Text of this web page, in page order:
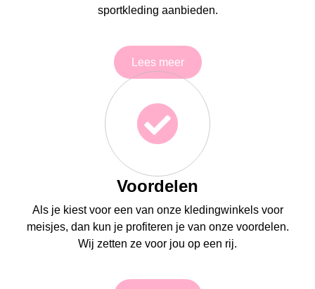
sportkleding aanbieden.
Lees meer
Voordelen
Als je kiest voor een van onze kledingwinkels voor
meisjes, dan kun je profiteren je van onze voordelen.
Wij zetten ze voor jou op een rij.